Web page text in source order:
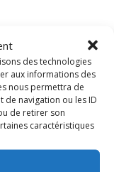
des technologies
aux informations des
nous permettra de
navigation ou les ID
de retirer son
caractéristiques
tablettes